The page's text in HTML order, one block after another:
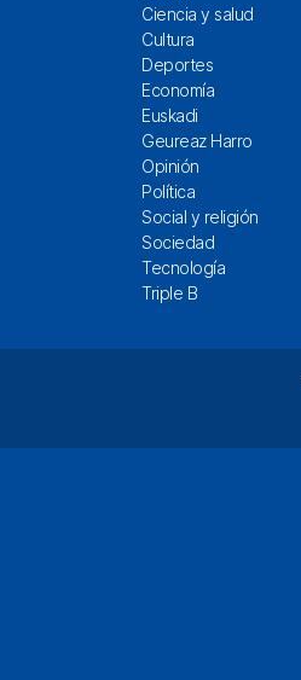
Ciencia y salud
Cultura
Deportes
Economía
Euskadi
Geureaz Harro
Opinión
Política
Social y religión
Sociedad
Tecnología
Triple B